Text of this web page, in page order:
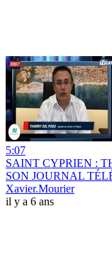
5:07
SAINT CYPRIEN :
SON JOURNAL
Xavier.Mourier
il y a 6 ans